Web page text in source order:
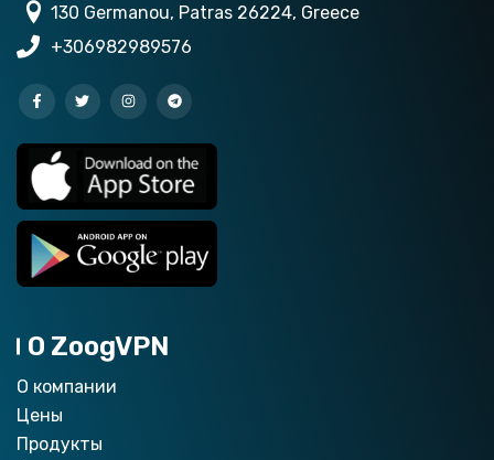
130 Germanou, Patras 26224, Greece
+306982989576
О ZoogVPN
О компании
Цены
Продукты